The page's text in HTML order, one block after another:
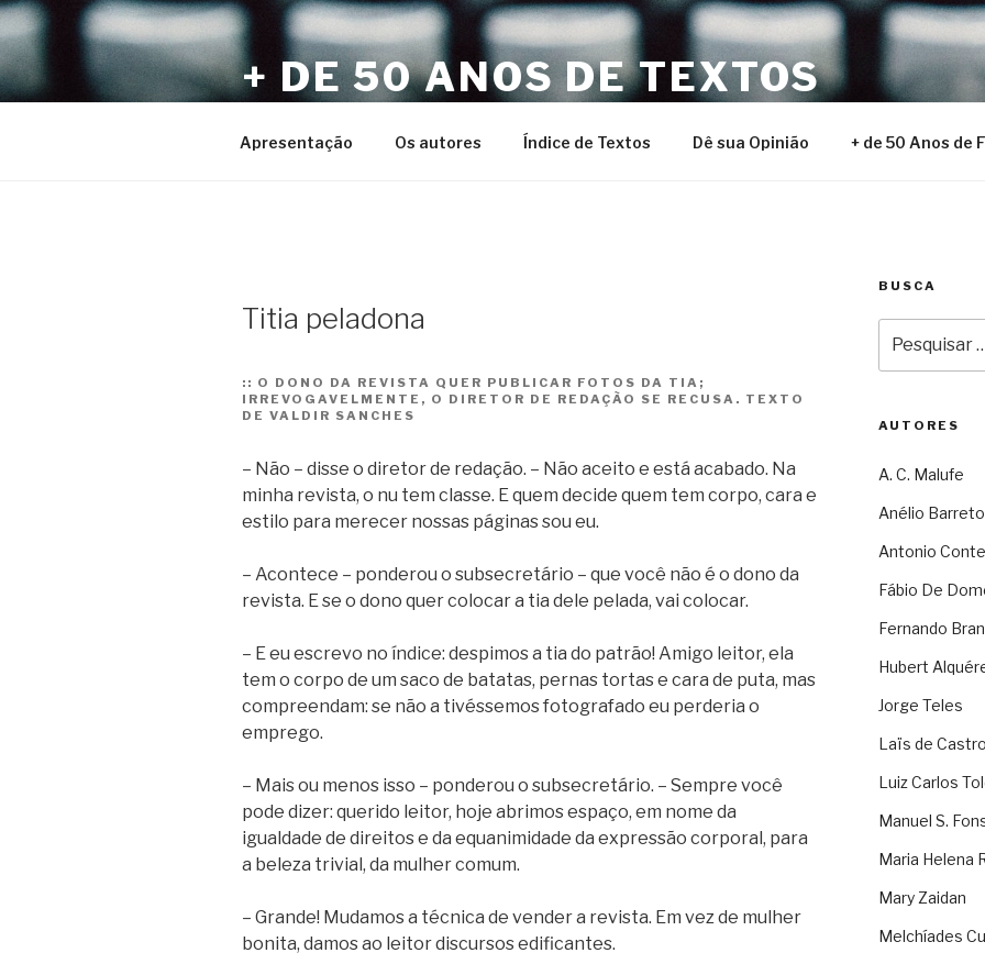
Pular
para
o
conteúdo
+ DE 50 ANOS DE TEXTOS
Apresentação Os autores Índice de Textos Dê sua Opinião + de 50 Anos de
Titia peladona
:: O DONO DA REVISTA QUER PUBLICAR FOTOS DA TIA;
IRREVOGAVELMENTE, O DIRETOR DE REDAÇÃO SE RECUSA. TEXTO
DE VALDIR SANCHES
– Não – disse o diretor de redação. – Não aceito e está acabado. Na
minha revista, o nu tem classe. E quem decide quem tem corpo, cara e
estilo para merecer nossas páginas sou eu.
– Acontece – ponderou o subsecretário – que você não é o dono da
revista. E se o dono quer colocar a tia dele pelada, vai colocar.
– E eu escrevo no índice: despimos a tia do patrão! Amigo leitor, ela
tem o corpo de um saco de batatas, pernas tortas e cara de puta, mas
compreendam: se não a tivéssemos fotografado eu perderia o
emprego.
– Mais ou menos isso – ponderou o subsecretário. – Sempre você
pode dizer: querido leitor, hoje abrimos espaço, em nome da
igualdade de direitos e da equanimidade da expressão corporal, para
a beleza trivial, da mulher comum.
– Grande! Mudamos a técnica de vender a revista. Em vez de mulher
bonita, damos ao leitor discursos edificantes.
BUSCA
por:
AUTORES
A. C. Malufe
Anélio Barreto
Antonio
Fábio De
Fernando
Hubert
Jorge Teles
Laïs de Castro
Luiz Carlos
Manuel S.
Maria Helena
Mary Zaidan
Melchíades